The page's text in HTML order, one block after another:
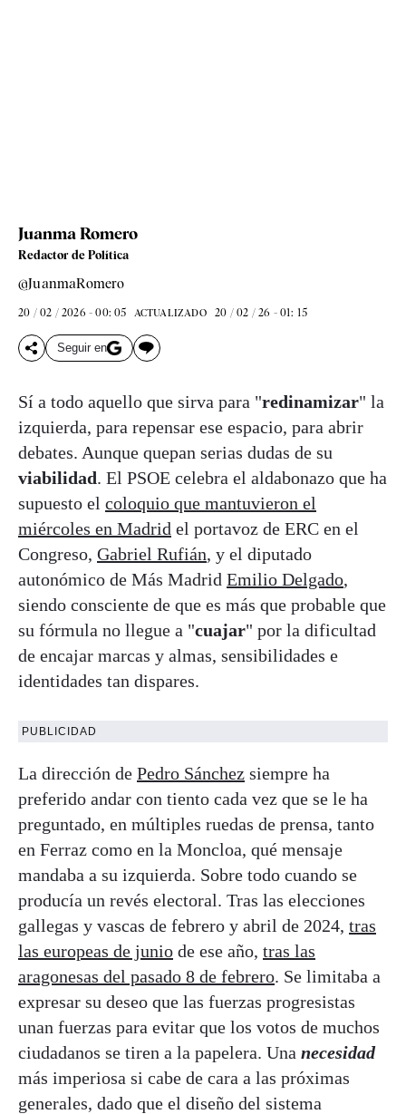
Juanma Romero
Redactor de Política
@JuanmaRomero
20 / 02 / 2026 - 00: 05 ACTUALIZADO 20 / 02 / 26 - 01: 15
Seguir en
Sí a todo aquello que sirva para "redinamizar" la
izquierda, para repensar ese espacio, para abrir
debates. Aunque quepan serias dudas de su
viabilidad. El PSOE celebra el aldabonazo que ha
supuesto el coloquio que mantuvieron el
miércoles en Madrid el portavoz de ERC en el
Congreso, Gabriel Rufián, y el diputado
autonómico de Más Madrid Emilio Delgado,
siendo consciente de que es más que probable que
su fórmula no llegue a "cuajar" por la dificultad
de encajar marcas y almas, sensibilidades e
identidades tan dispares.
PUBLICIDAD
La dirección de Pedro Sánchez siempre ha
preferido andar con tiento cada vez que se le ha
preguntado, en múltiples ruedas de prensa, tanto
en Ferraz como en la Moncloa, qué mensaje
mandaba a su izquierda. Sobre todo cuando se
producía un revés electoral. Tras las elecciones
gallegas y vascas de febrero y abril de 2024, tras
las europeas de junio de ese año, tras las
aragonesas del pasado 8 de febrero. Se limitaba a
expresar su deseo que las fuerzas progresistas
unan fuerzas para evitar que los votos de muchos
ciudadanos se tiren a la papelera. Una necesidad
más imperiosa si cabe de cara a las próximas
generales, dado que el diseño del sistema